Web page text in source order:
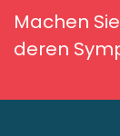
Machen
deren